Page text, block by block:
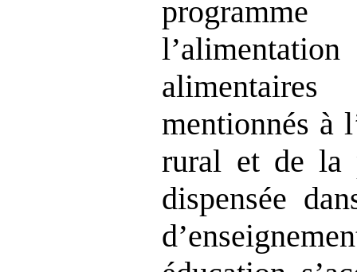
mentionnés à
rural et de la
dispensée